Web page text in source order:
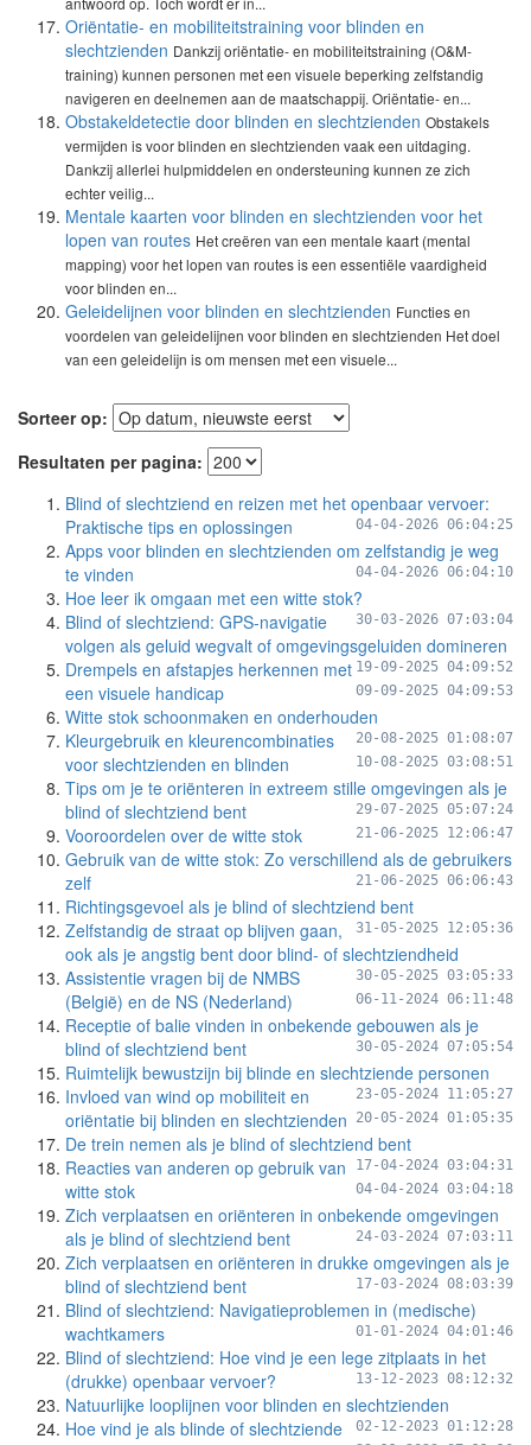
Oriëntatie- en mobiliteitstraining voor blinden en
slechtzienden Dankzij oriëntatie- en mobiliteitstraining (O&M-
training) kunnen personen met een visuele beperking zelfstandig
navigeren en deelnemen aan de maatschappij. Oriëntatie- en...
Obstakeldetectie door blinden en slechtzienden Obstakels
vermijden is voor blinden en slechtzienden vaak een uitdaging.
Dankzij allerlei hulpmiddelen en ondersteuning kunnen ze zich
echter veilig...
Mentale kaarten voor blinden en slechtzienden voor het
lopen van routes Het creëren van een mentale kaart (mental
mapping) voor het lopen van routes is een essentiële vaardigheid
voor blinden en...
Geleidelijnen voor blinden en slechtzienden Functies en
voordelen van geleidelijnen voor blinden en slechtzienden Het doel
van een geleidelijn is om mensen met een visuele...
Sorteer op:
Resultaten per pagina:
Blind of slechtziend en reizen met het openbaar vervoer:
Praktische tips en oplossingen
04-04-2026 06:04:25
Apps voor blinden en slechtzienden om zelfstandig je weg
te vinden
04-04-2026 06:04:10
Hoe leer ik omgaan met een witte stok?
30-03-2026 07:03:04
Blind of slechtziend: GPS-navigatie
volgen als geluid wegvalt of omgevingsgeluiden domineren
19-09-2025 04:09:52
Drempels en afstapjes herkennen met
een visuele handicap
09-09-2025 04:09:53
Witte stok schoonmaken en onderhouden
20-08-2025 01:08:07
Kleurgebruik en kleurencombinaties
voor slechtzienden en blinden
10-08-2025 03:08:51
Tips om je te oriënteren in extreem stille omgevingen als je
blind of slechtziend bent
29-07-2025 05:07:24
Vooroordelen over de witte stok 21-06-2025 12:06:47
Gebruik van de witte stok: Zo verschillend als de gebruikers
zelf
21-06-2025 06:06:43
Richtingsgevoel als je blind of slechtziend bent
31-05-2025 12:05:36
Zelfstandig de straat op blijven gaan,
ook als je angstig bent door blind- of slechtziendheid
30-05-2025 03:05:33
Assistentie vragen bij de NMBS
(België) en de NS (Nederland)
06-11-2024 06:11:48
Receptie of balie vinden in onbekende gebouwen als je
blind of slechtziend bent
30-05-2024 07:05:54
Ruimtelijk bewustzijn bij blinde en slechtziende personen
23-05-2024 11:05:27
Invloed van wind op mobiliteit en
oriëntatie bij blinden en slechtzienden
20-05-2024 01:05:35
De trein nemen als je blind of slechtziend bent
17-04-2024 03:04:31
Reacties van anderen op gebruik van
witte stok
04-04-2024 03:04:18
Zich verplaatsen en oriënteren in onbekende omgevingen
als je blind of slechtziend bent
24-03-2024 07:03:11
Zich verplaatsen en oriënteren in drukke omgevingen als je
blind of slechtziend bent
17-03-2024 08:03:39
Blind of slechtziend: Navigatieproblemen in (medische)
wachtkamers
01-01-2024 04:01:46
Blind of slechtziend: Hoe vind je een lege zitplaats in het
(drukke) openbaar vervoer?
13-12-2023 08:12:32
Natuurlijke looplijnen voor blinden en slechtzienden
02-12-2023 01:12:28
Hoe vind je als blinde of slechtziende